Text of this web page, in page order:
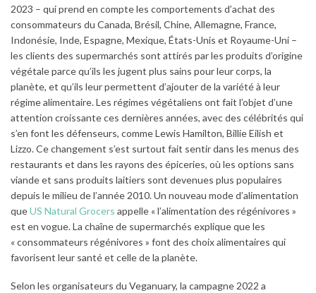
2023 – qui prend en compte les comportements d’achat des
consommateurs du Canada, Brésil, Chine, Allemagne, France,
Indonésie, Inde, Espagne, Mexique, États-Unis et Royaume-Uni –
les clients des supermarchés sont attirés par les produits d’origine
végétale parce qu’ils les jugent plus sains pour leur corps, la
planète, et qu’ils leur permettent d’ajouter de la variété à leur
régime alimentaire. Les régimes végétaliens ont fait l’objet d’une
attention croissante ces dernières années, avec des célébrités qui
s’en font les défenseurs, comme Lewis Hamilton, Billie Eilish et
Lizzo. Ce changement s’est surtout fait sentir dans les menus des
restaurants et dans les rayons des épiceries, où les options sans
viande et sans produits laitiers sont devenues plus populaires
depuis le milieu de l’année 2010. Un nouveau mode d’alimentation
queUS Natural Grocers appelle « l’alimentation des régénivores »
est en vogue. La chaîne de supermarchés explique que les
« consommateurs régénivores » font des choix alimentaires qui
favorisent leur santé et celle de la planète.
Selon les organisateurs du Veganuary, la campagne 2022 a